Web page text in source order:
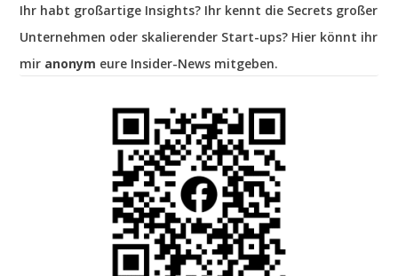
Ihr habt großartige Insights? Ihr kennt die Secrets großer
Unternehmen oder skalierender Start-ups? Hier könnt ihr
mir anonym eure Insider-News mitgeben.